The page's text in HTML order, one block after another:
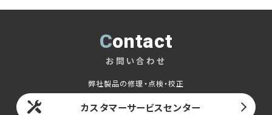
Contact
お問い合わせ
弊社製品の修理・点検・校正
カスタマーサービスセンター